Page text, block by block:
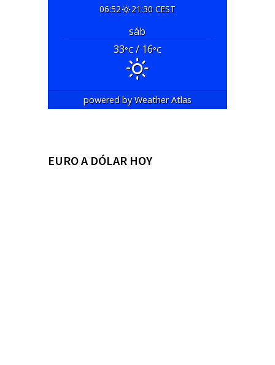
06:52 21:30 CEST
sáb
33°C/ 16°C
powered byWeather Atlas
EURO A DÓLAR HOY